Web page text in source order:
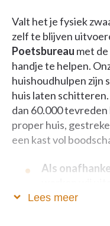
Valt het je fysiek
zelf te blijven
Poetsbureau met
handje te helpen.
huishoudhulpen zijn
huis laten
dan 60.000
proper huis,
een kast vol
Als
Lees meer